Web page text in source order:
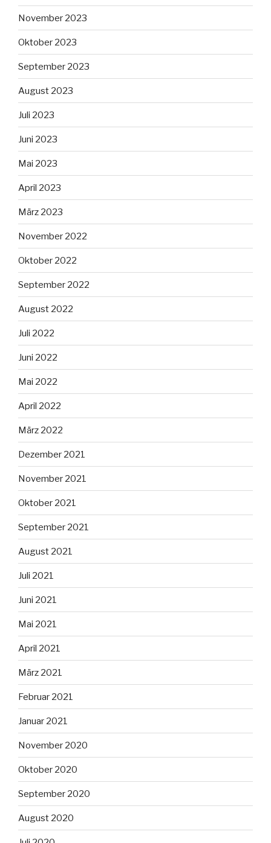
November 2023
Oktober 2023
September 2023
August 2023
Juli 2023
Juni 2023
Mai 2023
April 2023
März 2023
November 2022
Oktober 2022
September 2022
August 2022
Juli 2022
Juni 2022
Mai 2022
April 2022
März 2022
Dezember 2021
November 2021
Oktober 2021
September 2021
August 2021
Juli 2021
Juni 2021
Mai 2021
April 2021
März 2021
Februar 2021
Januar 2021
November 2020
Oktober 2020
September 2020
August 2020